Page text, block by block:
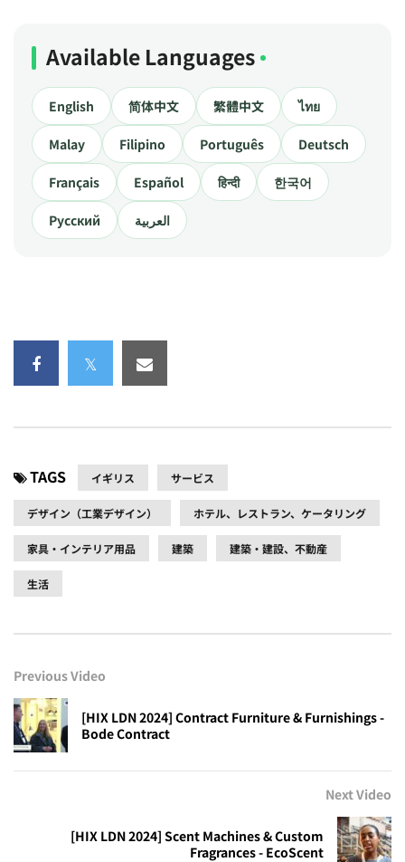
Available Languages
English 简体中文 繁體中文 ไทย
Malay Filipino Português Deutsch
Français Español हिन्दी 한국어
Русский العربية
TAGS イギリス サービス
デザイン（工業デザイン） ホテル、レストラン、ケータリング
家具・インテリア用品 建築 建築・建設、不動産
生活
Previous Video
[HIX LDN 2024] Contract Furniture & Furnishings -
Bode Contract
Next Video
[HIX LDN 2024] Scent Machines & Custom
Fragrances - EcoScent